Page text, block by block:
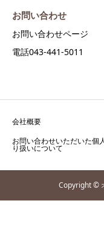
お問い合わせ
お問い合わせページ
電話043-441-5011
会社概要
お問い合わせいただいた個
り扱いについて
Copyright ©